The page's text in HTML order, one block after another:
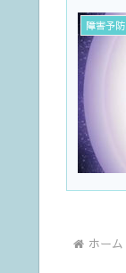
障害予防
ホーム